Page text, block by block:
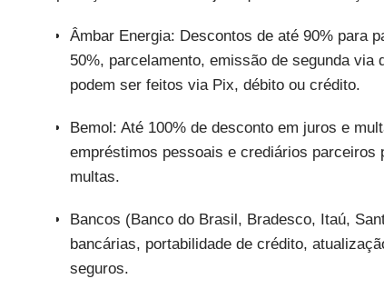
Âmbar Energia: Descontos de até 90% para
50%, parcelamento, emissão de segunda
podem ser feitos via Pix, débito ou crédito.
Bemol: Até 100% de desconto em juros e
empréstimos pessoais e crediários
multas.
Bancos (Banco do Brasil, Bradesco, Itaú,
bancárias, portabilidade de crédito,
seguros.